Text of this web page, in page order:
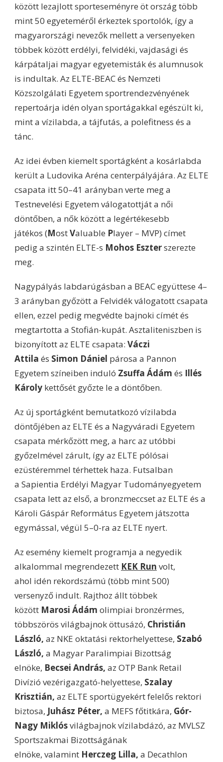
között lezajlott sporteseményre öt ország több
mint 50 egyeteméről érkeztek sportolók, így a
magyarországi nevezők mellett a versenyeken
többek között erdélyi, felvidéki, vajdasági és
kárpátaljai magyar egyetemisták és alumnusok
is indultak. Az ELTE-BEAC és Nemzeti
Közszolgálati Egyetem sportrendezvényének
repertoárja idén olyan sportágakkal egészült ki,
mint a vízilabda, a tájfutás, a polefitness és a
tánc.
Az idei évben kiemelt sportágként a kosárlabda
került a Ludovika Aréna centerpályájára. Az ELTE
csapata itt 50–41 arányban verte meg a
Testnevelési Egyetem válogatottját a női
döntőben, a nők között a legértékesebb
játékos (MostValuable Player – MVP) címet
pedig a szintén ELTE-s Mohos Eszterszerezte
meg.
Nagypályás labdarúgásban a BEAC együttese 4–
3 arányban győzött a Felvidék válogatott csapata
ellen, ezzel pedig megvédte bajnoki címét és
megtartotta a Stofián-kupát. Asztaliteniszben is
bizonyított az ELTE csapata: Váczi
Attila és Simon Dániel párosa a Pannon
Egyetem színeiben induló Zsuffa Ádám és Illés
Károly kettősét győzte le a döntőben.
Az új sportágként bemutatkozó vízilabda
döntőjében az ELTE és a Nagyváradi Egyetem
csapata mérkőzött meg, a harc az utóbbi
győzelmével zárult, így az ELTE pólósai
ezüstéremmel térhettek haza. Futsalban
a Sapientia Erdélyi Magyar Tudományegyetem
csapata lett az első, a bronzmeccset az ELTE és a
Károli Gáspár Református Egyetem játszotta
egymással, végül 5–0-ra az ELTE nyert.
Az esemény kiemelt programja a negyedik
alkalommal megrendezett KEK Run volt,
ahol idén rekordszámú (több mint 500)
versenyző indult. Rajthoz állt többek
között Marosi Ádám olimpiai bronzérmes,
többszörös világbajnok öttusázó, Christián
László, az NKE oktatási rektorhelyettese, Szabó
László, a Magyar Paralimpiai Bizottság
elnöke, Becsei András, az OTP Bank Retail
Divízió vezérigazgató-helyettese, Szalay
Krisztián, az ELTE sportügyekért felelős rektori
biztosa, Juhász Péter, a MEFS főtitkára, Gór-
Nagy Miklósvilágbajnok vízilabdázó, az MVLSZ
Sportszakmai Bizottságának
elnöke, valamint Herczeg Lilla, a Decathlon